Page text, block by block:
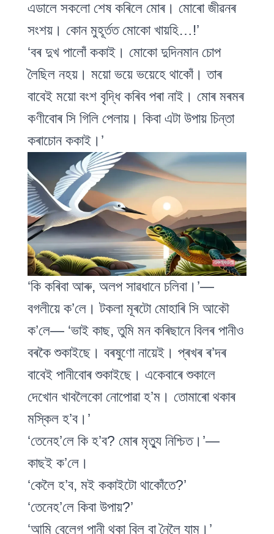
এডালে সকলো শেষ কৰিলে মোৰ। মোৰো জীৱনৰ
সংশয়। কোন মুহূৰ্তত মোকো খায়হি…!’
‘বৰ দুখ পালোঁ ককাই। মোকো দুদিনমান চোপ
লৈছিল নহয়। ময়ো ভয়ে ভয়েহে থাকোঁ। তাৰ
বাবেই ময়ো বংশ বৃদ্ধি কৰিব পৰা নাই। মোৰ মৰমৰ
কণীবোৰ সি গিলি পেলায়। কিবা এটা উপায় চিন্তা
কৰাচোন ককাই।’
‘কি কৰিবা আৰু, অলপ সাৱধানে চলিবা।’—
বগলীয়ে ক’লে। টকলা মূৰটো মোহাৰি সি আকৌ
ক’লে— ‘ভাই কাছ, তুমি মন কৰিছানে বিলৰ পানীও
বৰকৈ শুকাইছে। বৰষুণো নায়েই। প্ৰখৰ ৰ’দৰ
বাবেই পানীবোৰ শুকাইছে। একেবাৰে শুকালে
দেখোন খাবলৈকো নোপোৱা হ’ম। তোমাৰো থকাৰ
মস্কিল হ’ব।’
‘তেনেহ’লে কি হ’ব? মোৰ মৃত্যু নিশ্চিত।’—
কাছই ক’লে।
‘কেলৈ হ’ব, মই ককাইটো থাকোঁতে?’
‘তেনেহ’লে কিবা উপায়?’
‘আমি বেলেগ পানী থকা বিল বা নৈলৈ যাম।’